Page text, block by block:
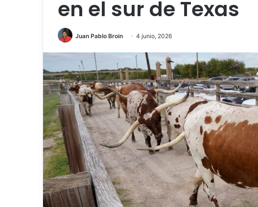
en el sur de Texas
Juan Pablo Broin 4 junio, 2026